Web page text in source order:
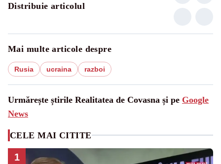
Distribuie articolul
Mai multe articole despre
Rusia ucraina razboi
Urmărește știrile Realitatea de Covasna și pe Google
News
CELE MAI CITITE
1